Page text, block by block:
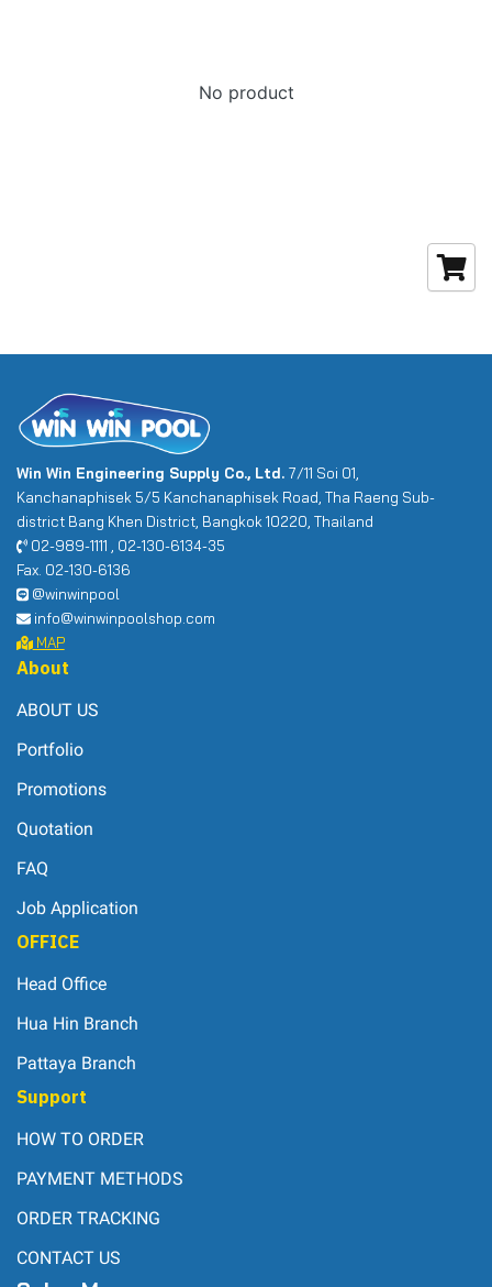
No product
Win Win Engineering Supply Co., Ltd. 7/11 Soi 01,
Kanchanaphisek 5/5 Kanchanaphisek Road, Tha Raeng Sub-
district Bang Khen District, Bangkok 10220, Thailand
02-989-1111 , 02-130-6134-35
Fax. 02-130-6136
@winwinpool
info@winwinpoolshop.com
MAP
About
ABOUT US
Portfolio
Promotions
Quotation
FAQ
Job Application
OFFICE
Head Office
Hua Hin Branch
Pattaya Branch
Support
HOW TO ORDER
PAYMENT METHODS
ORDER TRACKING
CONTACT US